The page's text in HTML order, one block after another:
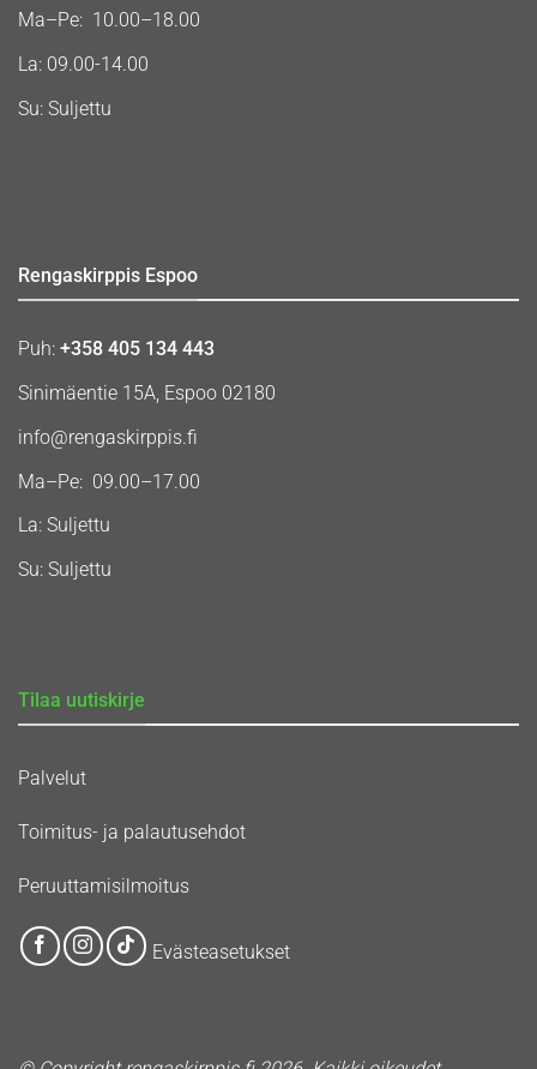
Ma–Pe: 10.00–18.00
La: 09.00-14.00
Su: Suljettu
Rengaskirppis Espoo
Puh: +358 405 134 443
Sinimäentie 15A, Espoo 02180
info@rengaskirppis.fi
Ma–Pe: 09.00–17.00
La: Suljettu
Su: Suljettu
Tilaa uutiskirje
Palvelut
Toimitus- ja palautusehdot
Peruuttamisilmoitus
Evästeasetukset